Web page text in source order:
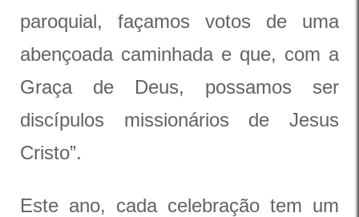
paroquial, façamos votos de uma
abençoada caminhada e que, com a
Graça de Deus, possamos ser
discípulos missionários de Jesus
Cristo”.
Este ano, cada celebração tem um